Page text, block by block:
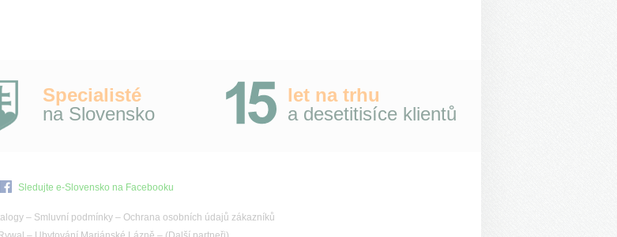
Specialisté
na Slovensko
let na trhu
a desetitisíce klientů
Sledujte e-Slovensko na Facebooku
– Smluvní podmínky– Ochrana osobních údajů zákazníků